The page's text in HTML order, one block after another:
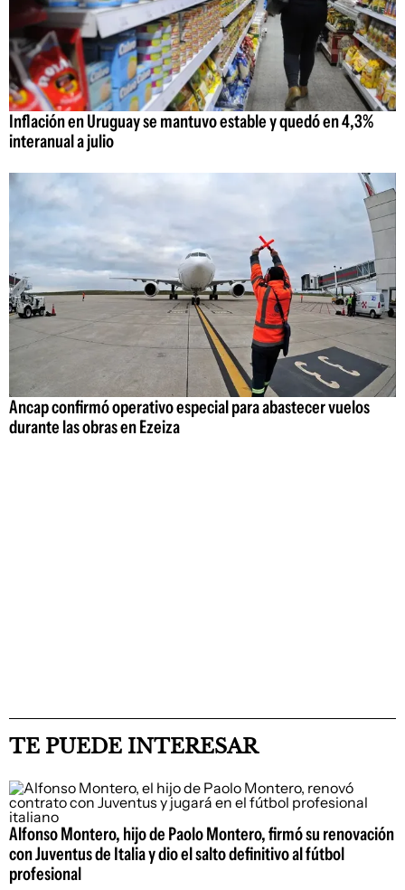
Inflación en Uruguay se mantuvo estable y quedó en 4,3%
interanual a julio
Ancap confirmó operativo especial para abastecer vuelos
durante las obras en Ezeiza
TE PUEDE INTERESAR
Alfonso Montero, hijo de Paolo Montero, firmó su renovación
con Juventus de Italia y dio el salto definitivo al fútbol
profesional